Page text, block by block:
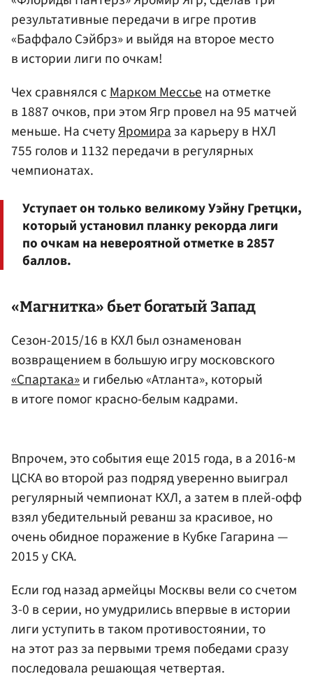
результативные передачи в игре против
«Баффало Сэйбрз» и выйдя на второе место
в истории лиги по очкам!
Чех сравнялся с Марком Мессье на отметке
в 1887 очков, при этом Ягр провел на 95 матчей
меньше. На счетуЯромира за карьеру в НХЛ
755 голов и 1132 передачи в регулярных
чемпионатах.
Уступает он только великому Уэйну Гретцки,
который установил планку рекорда лиги
по очкам на невероятной отметке в 2857
баллов.
«Магнитка» бьет богатый Запад
Сезон-2015/16 в КХЛ был ознаменован
возвращением в большую игру московского
«Спартака»и гибелью «Атланта», который
в итоге помог красно-белым кадрами.
Впрочем, это события еще 2015 года, в а 2016-м
ЦСКА во второй раз подряд уверенно выиграл
регулярный чемпионат КХЛ, а затем в плей-офф
взял убедительный реванш за красивое, но
очень обидное поражение в Кубке Гагарина —
2015 у СКА.
Если год назад армейцы Москвы вели со счетом
3-0 в серии, но умудрились впервые в истории
лиги уступить в таком противостоянии, то
на этот раз за первыми тремя победами сразу
последовала решающая четвертая.